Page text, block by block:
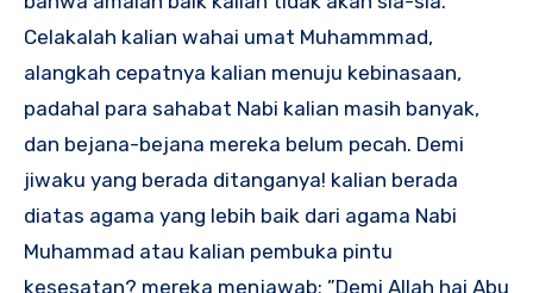
Celakalah kalian wahai umat Muhammmad,
alangkah cepatnya kalian menuju kebinasaan,
padahal para sahabat Nabi kalian masih banyak,
dan bejana-bejana mereka belum pecah. Demi
jiwaku yang berada ditanganya! kalian berada
diatas agama yang lebih baik dari agama Nabi
Muhammad atau kalian pembuka pintu
kesesatan? mereka menjawab: ”Demi Allah hai Abu